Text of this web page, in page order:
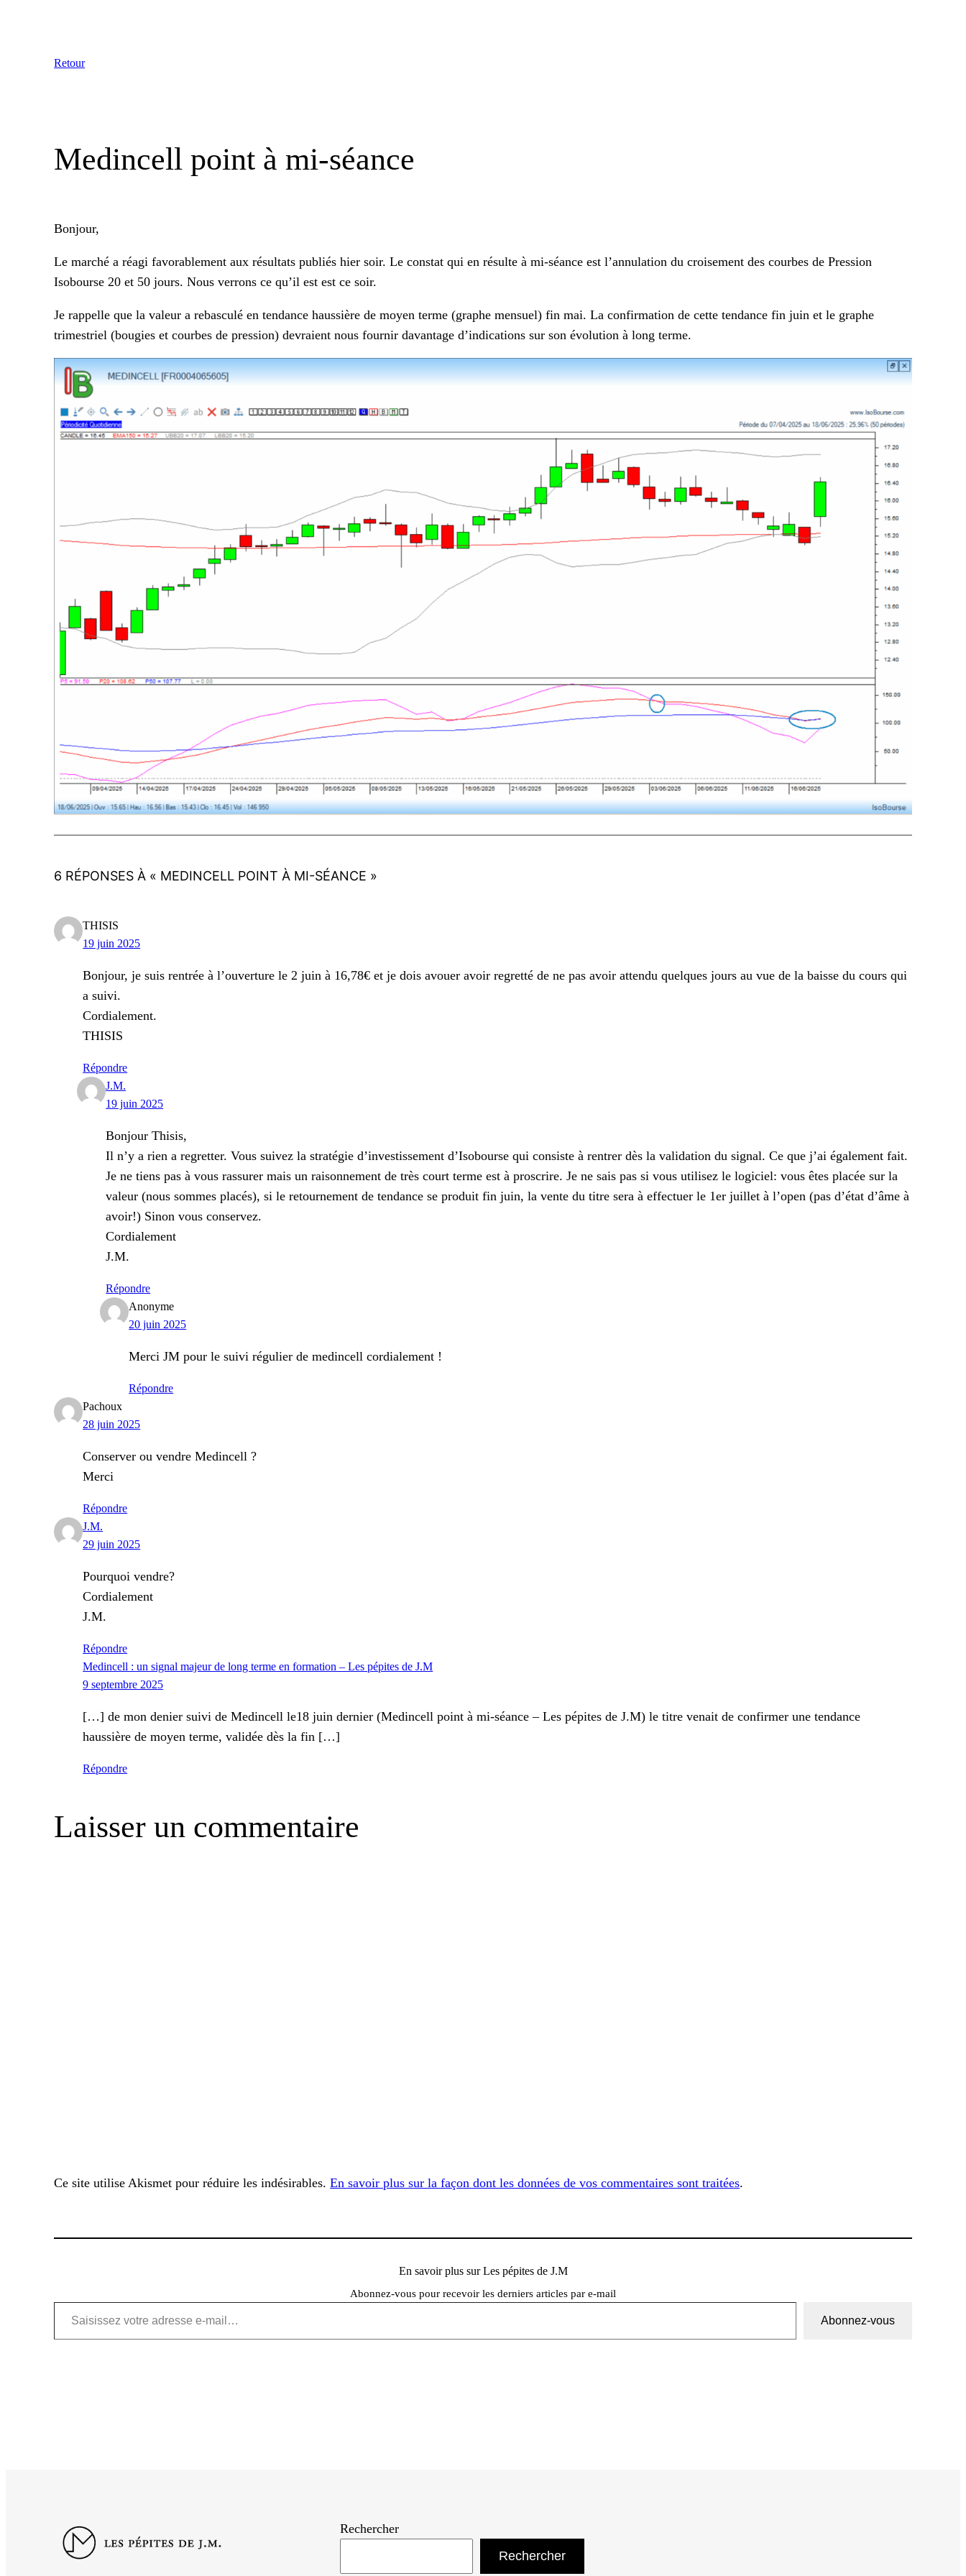
Retour
Medincell point à mi-séance
Bonjour,
Le marché a réagi favorablement aux résultats publiés hier soir. Le constat qui en résulte à mi-séance est l’annulation du croisement des courbes de Pression
Isobourse 20 et 50 jours. Nous verrons ce qu’il est est ce soir.
Je rappelle que la valeur a rebasculé en tendance haussière de moyen terme (graphe mensuel) fin mai. La confirmation de cette tendance fin juin et le graphe
trimestriel (bougies et courbes de pression) devraient nous fournir davantage d’indications sur son évolution à long terme.
6 RÉPONSES À « MEDINCELL POINT À MI-SÉANCE »
THISIS
19 juin 2025
Bonjour, je suis rentrée à l’ouverture le 2 juin à 16,78€ et je dois avouer avoir regretté de ne pas avoir attendu quelques jours au vue de la baisse du cours qui
a suivi.
Cordialement.
THISIS
Répondre
J.M.
19 juin 2025
Bonjour Thisis,
Il n’y a rien a regretter. Vous suivez la stratégie d’investissement d’Isobourse qui consiste à rentrer dès la validation du signal. Ce que j’ai également fait.
Je ne tiens pas à vous rassurer mais un raisonnement de très court terme est à proscrire. Je ne sais pas si vous utilisez le logiciel: vous êtes placée sur la
valeur (nous sommes placés), si le retournement de tendance se produit fin juin, la vente du titre sera à effectuer le 1er juillet à l’open (pas d’état d’âme à
avoir!) Sinon vous conservez.
Cordialement
J.M.
Répondre
Anonyme
20 juin 2025
Merci JM pour le suivi régulier de medincell cordialement !
Répondre
Pachoux
28 juin 2025
Conserver ou vendre Medincell ?
Merci
Répondre
J.M.
29 juin 2025
Pourquoi vendre?
Cordialement
J.M.
Répondre
Medincell : un signal majeur de long terme en formation – Les pépites de J.M
9 septembre 2025
[…] de mon denier suivi de Medincell le18 juin dernier (Medincell point à mi-séance – Les pépites de J.M) le titre venait de confirmer une tendance
haussière de moyen terme, validée dès la fin […]
Répondre
Laisser un commentaire
Ce site utilise Akismet pour réduire les indésirables.En savoir plus sur la façon dont les données de vos commentaires sont traitées.
En savoir plus sur Les pépites de J.M
Abonnez-vous pour recevoir les derniers articles par e-mail
Saisissez votre adresse e-mail…
Abonnez-vous
Rechercher
Rechercher